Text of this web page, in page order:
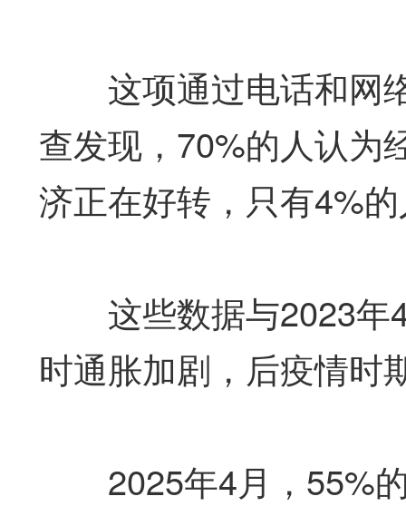
这项通过电话和网
查发现，70%的人认为
济正在好转，只有4%
这些数据与2023年4
时通胀加剧，后疫情时
2025年4月，55%的